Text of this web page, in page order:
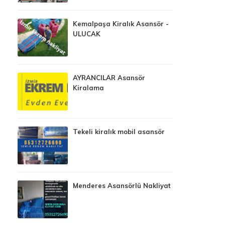
Kemalpaşa Kiralık Asansör -
ULUCAK
AYRANCILAR Asansör
Kiralama
Tekeli kiralık mobil asansör
Menderes Asansörlü Nakliyat